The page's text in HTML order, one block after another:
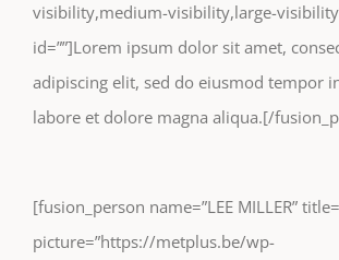
visibility,medium-visibility,large-visibility”
id=””]Lorem ipsum dolor sit amet,
adipiscing elit, sed do eiusmod tempor
labore et dolore magna aliqua.[/
[fusion_person name=”LEE MILLER”
picture=”https://metplus.be/wp-